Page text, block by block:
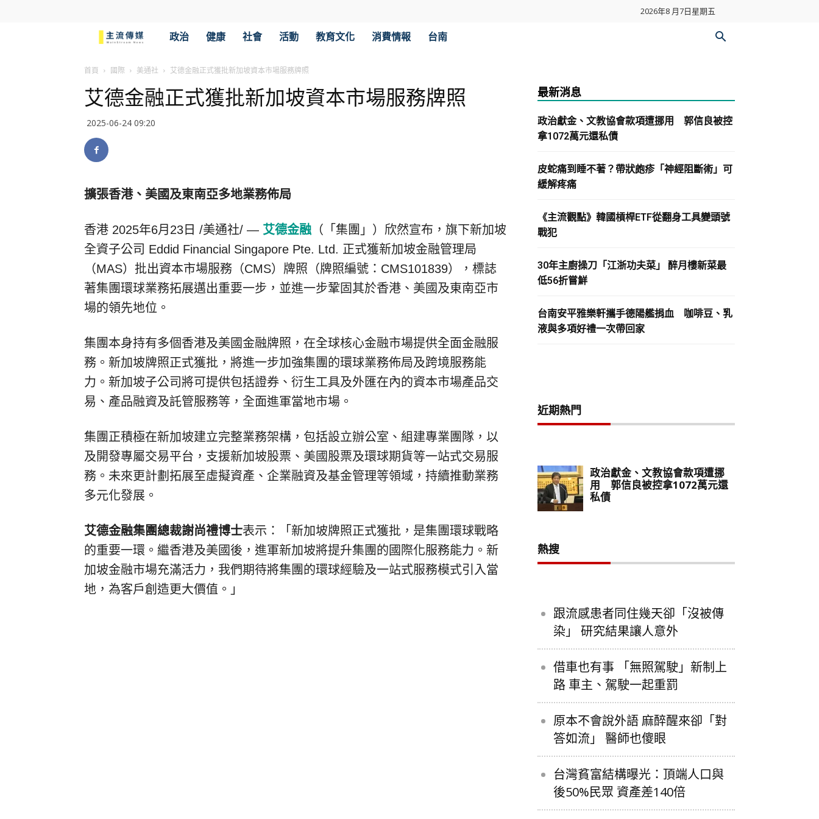
2026年8 月7日星期五
傳
政治 健康 社會 活動 教育文化 消費情報 台南
首頁 國際 美通社 艾德金融正式獲批新加坡資本市場服務牌照
艾德金融正式獲批新加坡資本市場服務牌照
2025-06-24 09:20
擴張香港、美國及東南亞多地業務佈局
香港 2025年6月23日 /美通社/ — 艾德金融 （「集團」）欣然宣布，旗下新加坡
全資子公司 Eddid Financial Singapore Pte. Ltd. 正式獲新加坡金融管理局
（MAS）批出資本市場服務（CMS）牌照（牌照編號：CMS101839），標誌
著集團環球業務拓展邁出重要一步，並進一步鞏固其於香港、美國及東南亞市
場的領先地位。
集團本身持有多個香港及美國金融牌照，在全球核心金融市場提供全面金融服
務。新加坡牌照正式獲批，將進一步加強集團的環球業務佈局及跨境服務能
力。新加坡子公司將可提供包括證券、衍生工具及外匯在內的資本市場產品交
易、產品融資及託管服務等，全面進軍當地市場。
集團正積極在新加坡建立完整業務架構，包括設立辦公室、組建專業團隊，以
及開發專屬交易平台，支援新加坡股票、美國股票及環球期貨等一站式交易服
務。未來更計劃拓展至虛擬資產、企業融資及基金管理等領域，持續推動業務
多元化發展。
艾德金融集團總裁謝尚禮博士表示：「新加坡牌照正式獲批，是集團環球戰略
的重要一環。繼香港及美國後，進軍新加坡將提升集團的國際化服務能力。新
加坡金融市場充滿活力，我們期待將集團的環球經驗及一站式服務模式引入當
地，為客戶創造更大價值。」
最新消息
政治獻金、文教協會款項遭挪用 郭信良被控
拿1072萬元還私債
皮蛇痛到睡不著？帶狀皰疹「神經阻斷術」可
緩解疼痛
《主流觀點》韓國槓桿ETF從翻身工具變頭號
戰犯
30年主廚操刀「江浙功夫菜」 醉月樓新菜最
低56折嘗鮮
台南安平雅樂軒攜手德陽艦捐血 咖啡豆、乳
液與多項好禮一次帶回家
近期熱門
熱搜
跟流感患者同住幾天卻「沒被傳
染」 研究結果讓人意外
借車也有事 「無照駕駛」新制上
路 車主、駕駛一起重罰
原本不會說外語 麻醉醒來卻「對
答如流」 醫師也傻眼
台灣貧富結構曝光：頂端人口與
後50%民眾 資產差140倍